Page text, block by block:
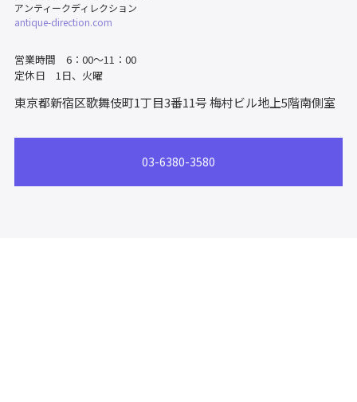
アンティークディレクション
antique-direction.com
営業時間 6：00～11：00
定休日 1日、火曜
東京都新宿区歌舞伎町1丁目3番11号梅村ビル地上5階南側室
03-6380-3580